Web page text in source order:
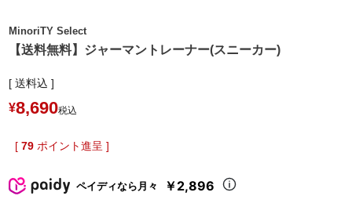
MinoriTY Select
【送料無料】ジャーマントレーナー(スニーカー)
送料込
¥8,690税込
[ 79 ポイント進呈 ]
ペイディなら月々 ￥2,896